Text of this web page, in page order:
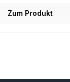
Zum Produkt